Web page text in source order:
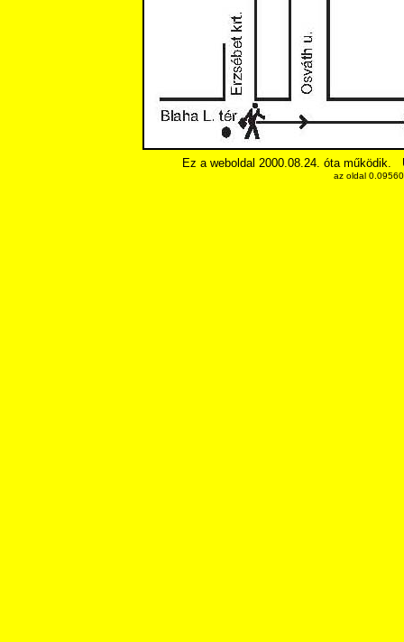
Ez a weboldal 2000.08.24. óta működik.
az oldal